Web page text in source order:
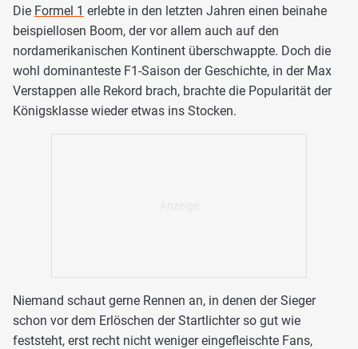
Die Formel 1 erlebte in den letzten Jahren einen beinahe
beispiellosen Boom, der vor allem auch auf den
nordamerikanischen Kontinent überschwappte. Doch die
wohl dominanteste F1-Saison der Geschichte, in der Max
Verstappen alle Rekord brach, brachte die Popularität der
Königsklasse wieder etwas ins Stocken.
Niemand schaut gerne Rennen an, in denen der Sieger
schon vor dem Erlöschen der Startlichter so gut wie
feststeht, erst recht nicht weniger eingefleischte Fans,